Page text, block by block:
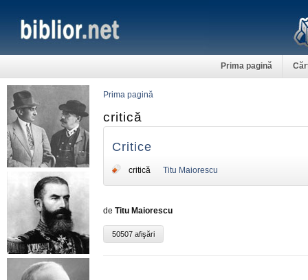
Prima pagină
Prima pagină
critică
Critice
critică Titu Maiorescu
de Titu Maiorescu
50507 afişări